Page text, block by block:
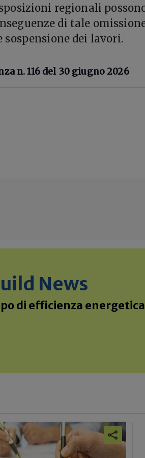
regionali
di tale
sospensione dei lavori.
n. 116 del 30 giugno 2026
News
di efficienza